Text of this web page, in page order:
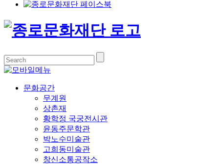
문화공간
무계원
상촌재
황학정 국궁전시관
윤동주문학관
박노수미술관
고희동미술관
창신소통공작소